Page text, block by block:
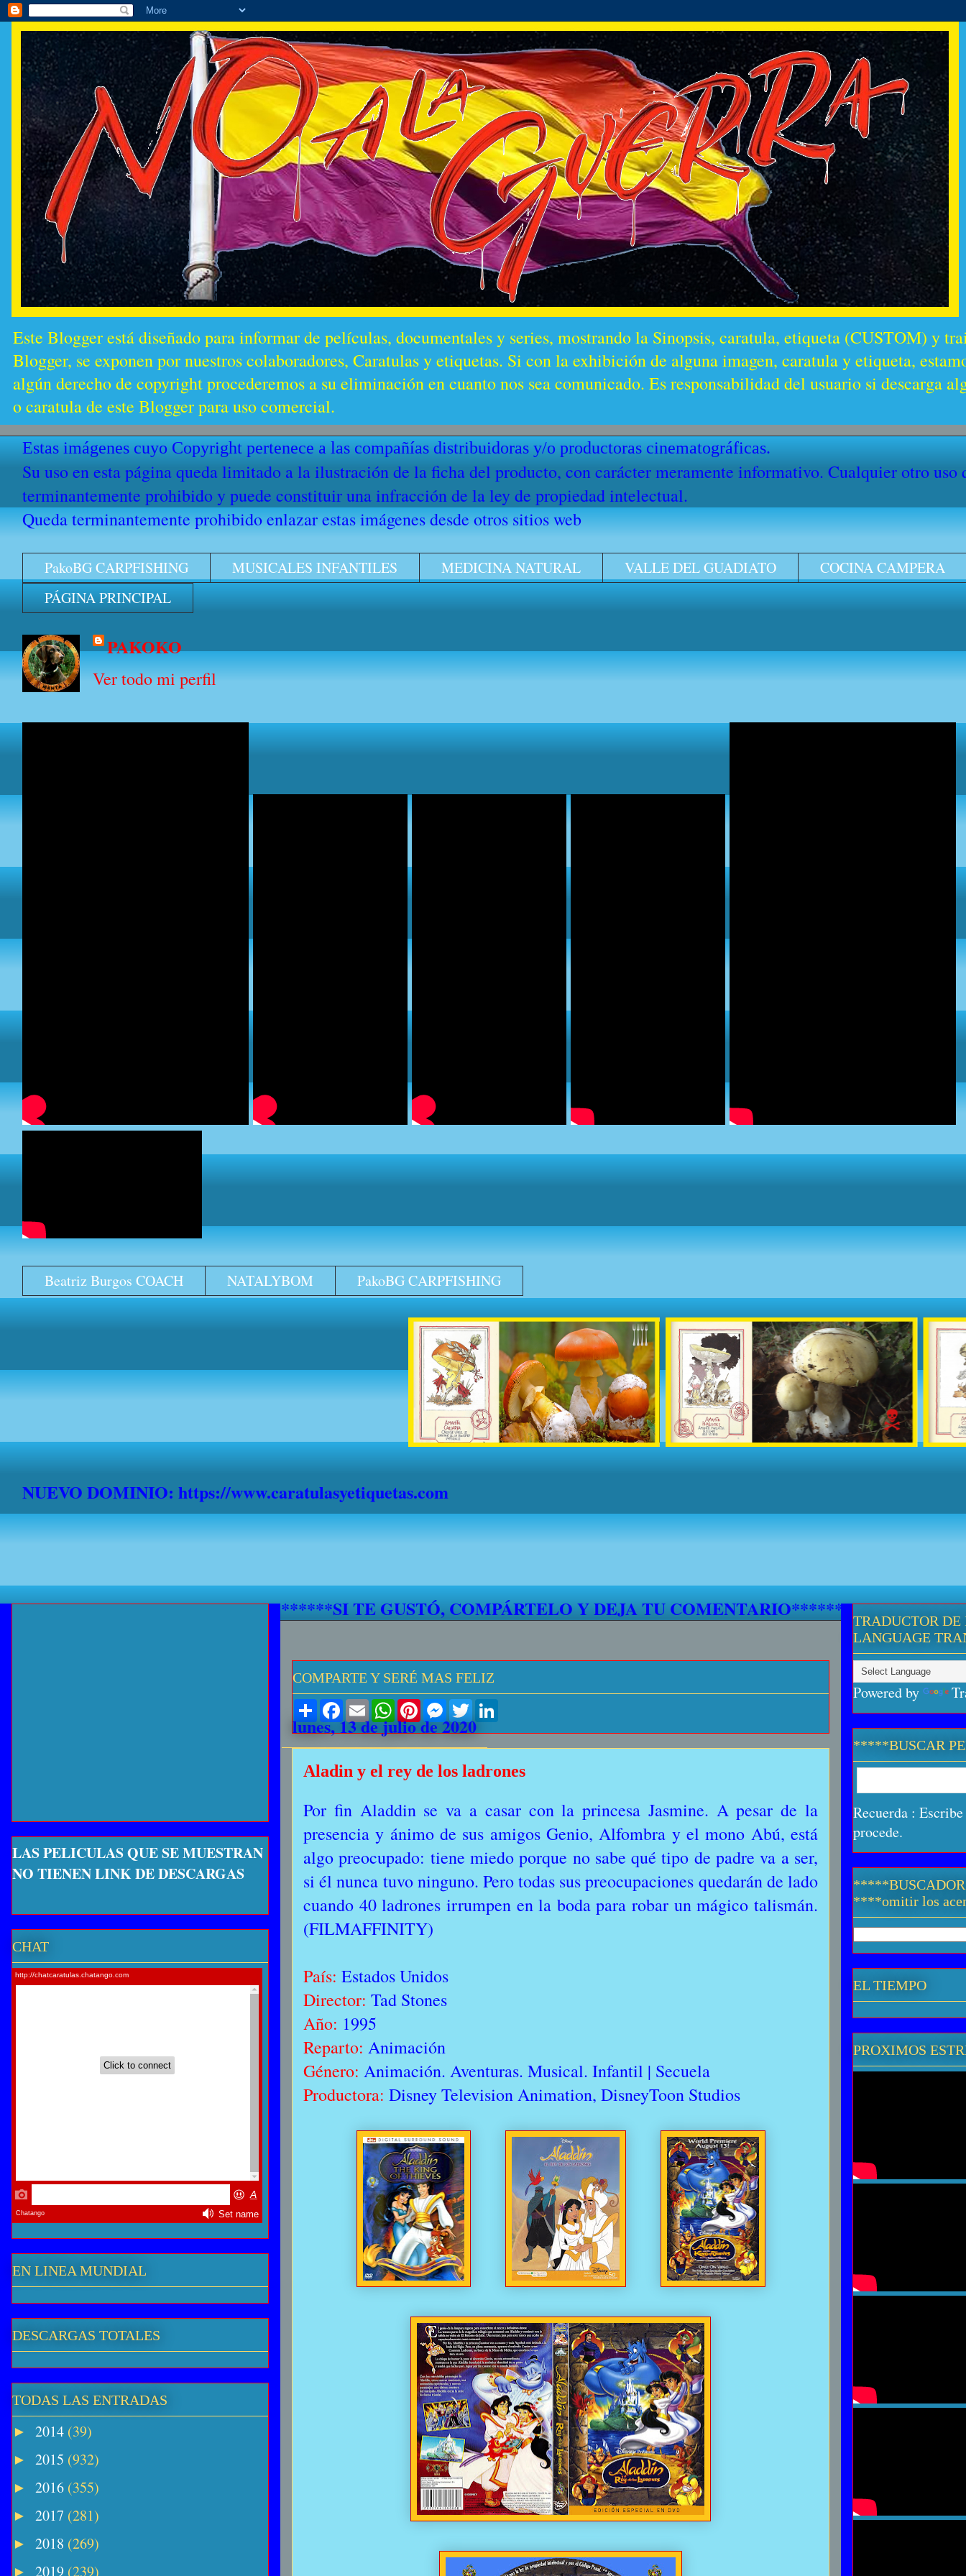
Este Blogger está diseñado para informar de películas, documentales y series, mostrando la Sinopsis, caratula, etiqueta (CUSTOM) y
Blogger, se exponen por nuestros colaboradores, Caratulas y etiquetas. Si con la exhibición de alguna imagen, caratula y etiqueta,
algún derecho de copyright procederemos a su eliminación en cuanto nos sea comunicado. Es responsabilidad del usuario si descarga
o caratula de este Blogger para uso comercial.
Estas imágenes cuyo Copyright pertenece a las compañías distribuidoras y/o productoras cinematográficas.
Su uso en esta página queda limitado a la ilustración de la ficha del producto, con carácter meramente informativo. Cualquier otro uso
terminantemente prohibido y puede constituir una infracción de la ley de propiedad intelectual.
Queda terminantemente prohibido enlazar estas imágenes desde otros sitios web
PakoBG CARPFISHING MUSICALES INFANTILES MEDICINA NATURAL VALLE DEL GUADIATO
COCINA CAMPERA
PÁGINA PRINCIPAL
PAKOKO
Ver todo mi perfil
Beatriz Burgos COACH NATALYBOM PakoBG CARPFISHING
NUEVO DOMINIO: https://www.caratulasyetiquetas.com
***********AVISO A NAVEGANTES" DESDE EL 1 DE JULIO HASTA EL 15 DE SEPTIEMBRE NO SE ATENDERAN
************************************SI TE GUSTÓ, COMPÁRTELO Y DEJA TU
COMPARTE Y SERÉ MAS FELIZ
S
h
a
r
e
F
a
c
e
b
o
E
m
a
i
l
W
h
a
t
s
p
P
i
n
t
e
r
e
M
e
s
s
e
g
T
w
i
t
t
r
n
k
e
I
lunes, 13 de julio de 2020
Aladin y el rey de los ladrones
Por fin Aladdin se va a casar con la princesa Jasmine. A pesar de la
presencia y ánimo de sus amigos Genio, Alfombra y el mono Abú, está
algo preocupado: tiene miedo porque no sabe qué tipo de padre va a ser,
si él nunca tuvo ninguno. Pero todas sus preocupaciones quedarán de lado
cuando 40 ladrones irrumpen en la boda para robar un mágico talismán.
(FILMAFFINITY)
País: Estados Unidos
Director: Tad Stones
Año: 1995
Reparto: Animación
Género: Animación. Aventuras. Musical. Infantil | Secuela
Productora: Disney Television Animation, DisneyToon Studios
LAS PELICULAS QUE SE MUESTRAN
NO TIENEN LINK DE DESCARGAS
CHAT
EN LINEA MUNDIAL
DESCARGAS TOTALES
TODAS LAS ENTRADAS
► 2014 (39)
► 2015 (932)
► 2016 (355)
► 2017 (281)
► 2018 (269)
► 2019 (239)
TRADUCTOR
LANGUAGE
Powered by
*****BUSCAR
Recuerda :
procede.
****omitir los
EL TIEMPO
PROXIMOS